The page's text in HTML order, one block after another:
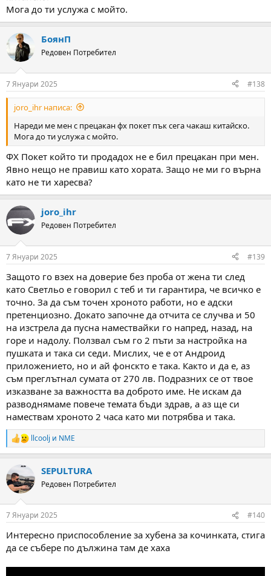
Мога до ти услужа с мойто.
БоянП
Редовен Потребител
7 Януари 2025 #138
joro_ihr написа:
Нареди ме мен с прецакан фх покет пък сега чакаш китайско.
Мога до ти услужа с мойто.
ФХ Покет който ти продадох не е бил прецакан при мен.
Явно нещо не правиш като хората. Защо не ми го върна
като не ти харесва?
joro_ihr
Редовен Потребител
7 Януари 2025 #139
Защото го взех на доверие без проба от жена ти след
като Светльо е говорил с теб и ти гарантира, че всичко е
точно. За да съм точен хроното работи, но е адски
претенциозно. Докато започне да отчита се случва и 50
на изстрела да пусна намествайки го напред, назад, на
горе и надолу. Ползвал съм го 2 пъти за настройка на
пушката и така си седи. Мислих, че е от Андроид
приложението, но и ай фонскто е така. Както и да е, аз
съм преглътнал сумата от 270 лв. Подразних се от твое
изказване за важността ва доброто име. Не искам да
разводнямаме повече темата бъди здрав, а аз ще си
намествам хроното 2 часа като ми потрябва и така.
R
e
c
t
i
s
llcoolj и NME
SEPULTURA
Редовен Потребител
7 Януари 2025 #140
Интересно приспособление за хубена за кочинката, стига
да се събере по дължина там де хаха